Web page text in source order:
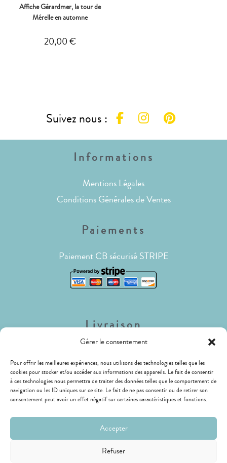
Gérer le consentement
Pour offrir les meilleures expériences, nous utilisons des technologies telles que les
cookies pour stocker et/ou accéder aux informations des appareils. Le fait de consentir
à ces technologies nous permettra de traiter des données telles que le comportement de
navigation ou les ID uniques sur ce site. Le fait de ne pas consentir ou de retirer son
consentement peut avoir un effet négatif sur certaines caractéristiques et fonctions.
Accepter
Refuser
Affiche Gérardmer, la tour de
Mérelle en automne
20,00€
Suivez nous :
Informations
Mentions Légales
Conditions Générales de Ventes
Paiements
Paiement CB sécurisé STRIPE
Livraison
Livraison Mondial Relay (Relais ou Locker)
LIVRAISON GRATUITE !